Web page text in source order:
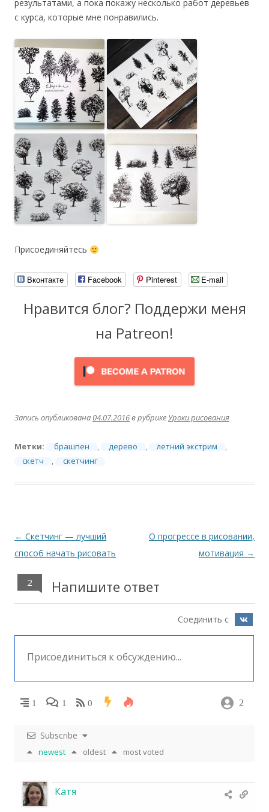
результатами, а пока покажу несколько работ деревьев
с курса, которые мне понравились.
Присоединяйтесь
Вконтакте Facebook Pinterest E-mail
Нравится блог? Поддержи меня
на Patreon!
Запись опубликована04.07.2016в рубрикеУроки рисования
Метки: брашпен , дерево , летний экстрим
,
скетч
, скетчинг
Навигация
по
← Скетчинг — лучший
способ начать рисовать
О прогрессе в рисовании,
мотивация →
2 Напишите ответ
Соединить с
1 1 0 2
Subscribe
newest oldest most voted
Катя